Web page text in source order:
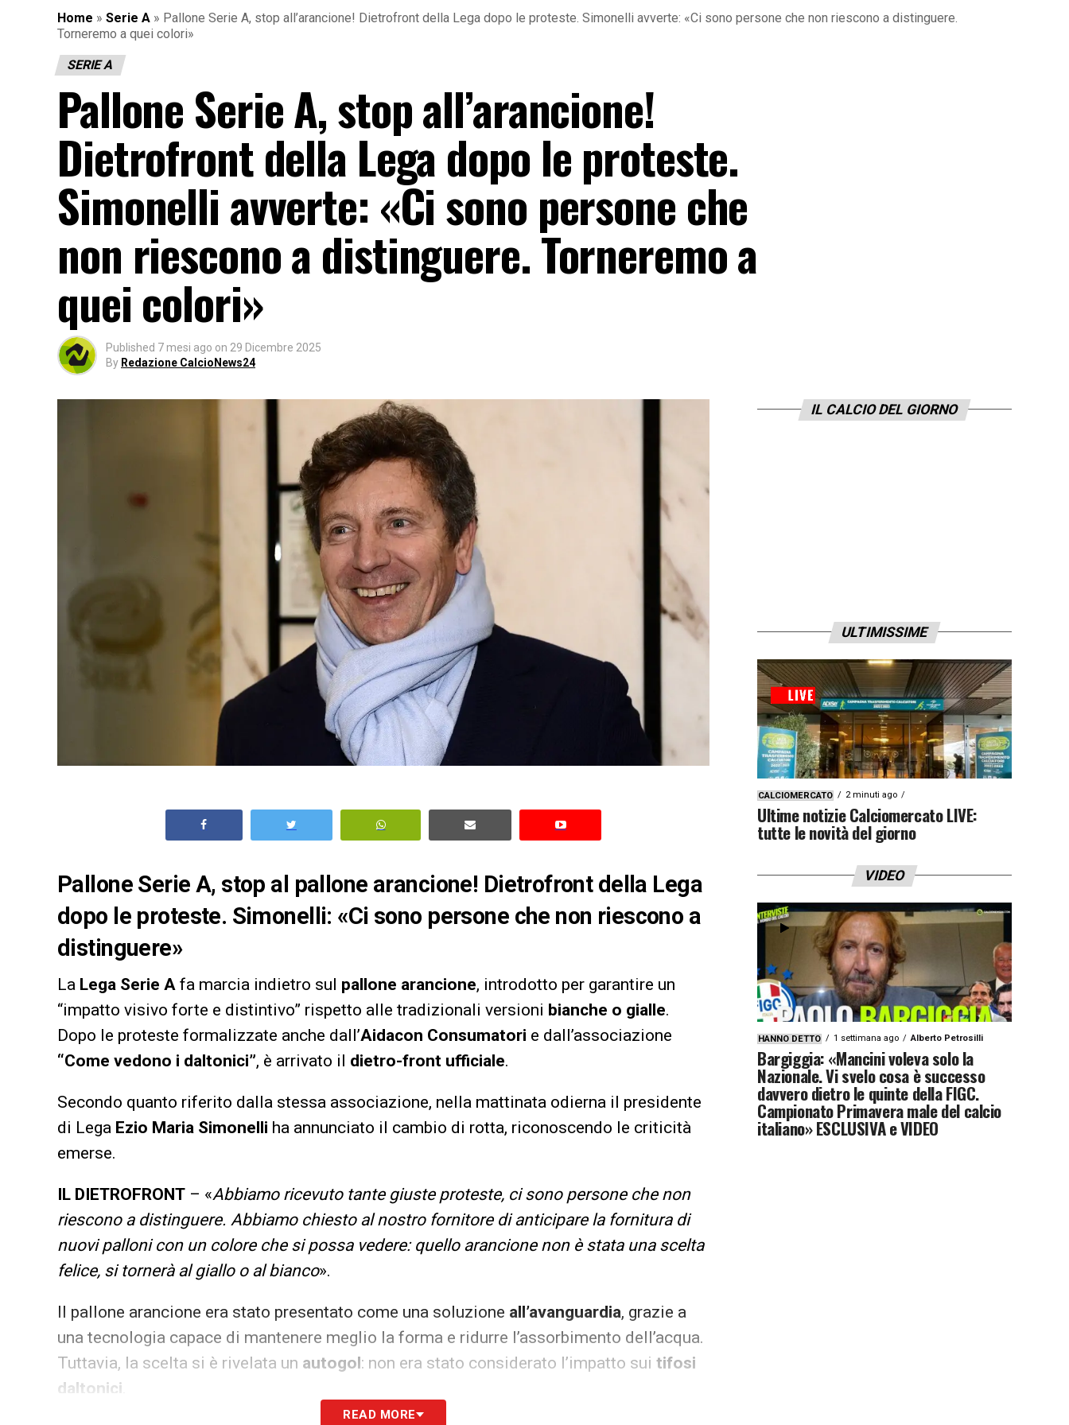
Home » Serie A » Pallone Serie A, stop all’arancione! Dietrofront della Lega dopo le proteste. Simonelli avverte: «Ci sono persone che non riescono a distinguere.
Torneremo a quei colori»
SERIE A
Pallone Serie A, stop all’arancione!
Dietrofront della Lega dopo le proteste.
Simonelli avverte: «Ci sono persone che
non riescono a distinguere. Torneremo a
quei colori»
Published 7 mesi ago on 29 Dicembre 2025
By Redazione CalcioNews24
Pallone Serie A, stop al pallone arancione! Dietrofront della Lega
dopo le proteste. Simonelli: «Ci sono persone che non riescono a
distinguere»
La Lega Serie A fa marcia indietro sul pallone arancione, introdotto per garantire un
“impatto visivo forte e distintivo” rispetto alle tradizionali versioni bianche o gialle.
Dopo le proteste formalizzate anche dall’Aidacon Consumatori e dall’associazione
“Come vedono i daltonici”, è arrivato il dietro-front ufficiale.
Secondo quanto riferito dalla stessa associazione, nella mattinata odierna il presidente
di Lega Ezio Maria Simonelli ha annunciato il cambio di rotta, riconoscendo le criticità
emerse.
IL DIETROFRONT – «Abbiamo ricevuto tante giuste proteste, ci sono persone che non
riescono a distinguere. Abbiamo chiesto al nostro fornitore di anticipare la fornitura di
nuovi palloni con un colore che si possa vedere: quello arancione non è stata una scelta
felice, si tornerà al giallo o al bianco».
Il pallone arancione era stato presentato come una soluzione all’avanguardia, grazie a
una tecnologia capace di mantenere meglio la forma e ridurre l’assorbimento dell’acqua.
Tuttavia, la scelta si è rivelata un autogol: non era stato considerato l’impatto sui tifosi
daltonici
READ MORE
IL CALCIO DEL GIORNO
ULTIMISSIME
CALCIOMERCATO 2 minuti ago
Ultime notizie Calciomercato LIVE:
tutte le novità del giorno
VIDEO
HANNO DETTO 1 settimana ago Alberto Petrosilli
Bargiggia: «Mancini voleva solo la
Nazionale. Vi svelo cosa è successo
davvero dietro le quinte della FIGC.
Campionato Primavera male del calcio
italiano» ESCLUSIVA e VIDEO